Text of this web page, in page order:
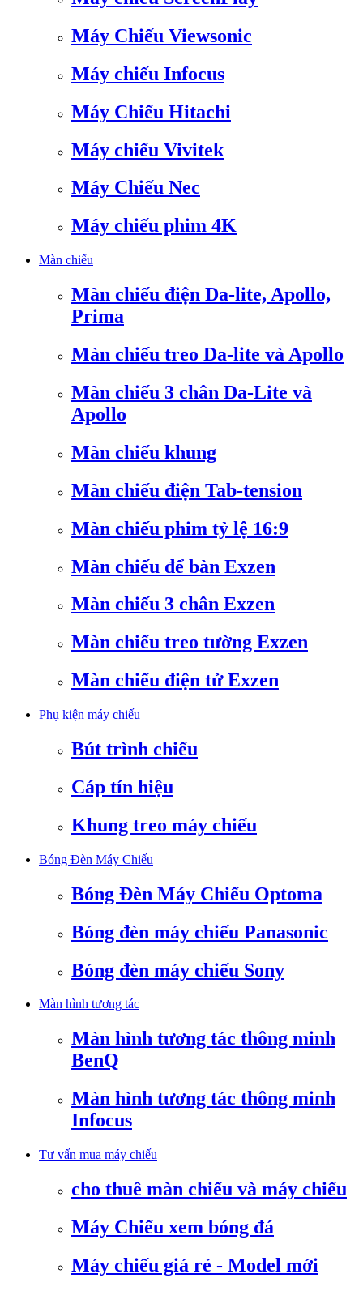
Máy Chiếu Viewsonic
Máy chiếu Infocus
Máy Chiếu Hitachi
Máy chiếu Vivitek
Máy Chiếu Nec
Máy chiếu phim 4K
Màn chiếu
Màn chiếu điện Da-lite, Apollo,
Prima
Màn chiếu treo Da-lite và Apollo
Màn chiếu 3 chân Da-Lite và
Apollo
Màn chiếu khung
Màn chiếu điện Tab-tension
Màn chiếu phim tỷ lệ 16:9
Màn chiếu để bàn Exzen
Màn chiếu 3 chân Exzen
Màn chiếu treo tường Exzen
Màn chiếu điện tử Exzen
Phụ kiện máy chiếu
Bút trình chiếu
Cáp tín hiệu
Khung treo máy chiếu
Bóng Đèn Máy Chiếu
Bóng Đèn Máy Chiếu Optoma
Bóng đèn máy chiếu Panasonic
Bóng đèn máy chiếu Sony
Màn hình tương tác
Màn hình tương tác thông minh
BenQ
Màn hình tương tác thông minh
Infocus
Tư vấn mua máy chiếu
cho thuê màn chiếu và máy chiếu
Máy Chiếu xem bóng đá
Máy chiếu giá rẻ - Model mới